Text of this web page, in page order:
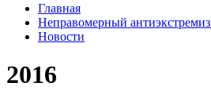
Главная
Неправомерный
Новости
2016